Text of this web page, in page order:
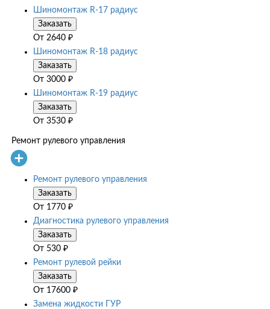
Шиномонтаж R-17 радиус
Заказать
От 2640 ₽
Шиномонтаж R-18 радиус
Заказать
От 3000 ₽
Шиномонтаж R-19 радиус
Заказать
От 3530 ₽
Ремонт рулевого управления
Ремонт рулевого управления
Заказать
От 1770 ₽
Диагностика рулевого управления
Заказать
От 530 ₽
Ремонт рулевой рейки
Заказать
От 17600 ₽
Замена жидкости ГУР